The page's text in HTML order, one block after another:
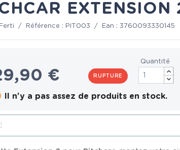
EXTENSION
Ferti / Référence : PIT003 / Ean :3760093330145
€ RUPTURE
Quantité
Il n'y a pas assez de produits en stock.